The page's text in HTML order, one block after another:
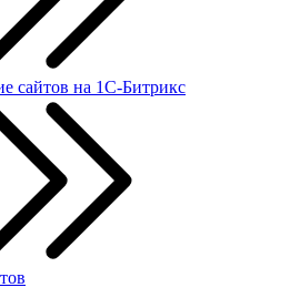
сайтов на 1С-Битрикс